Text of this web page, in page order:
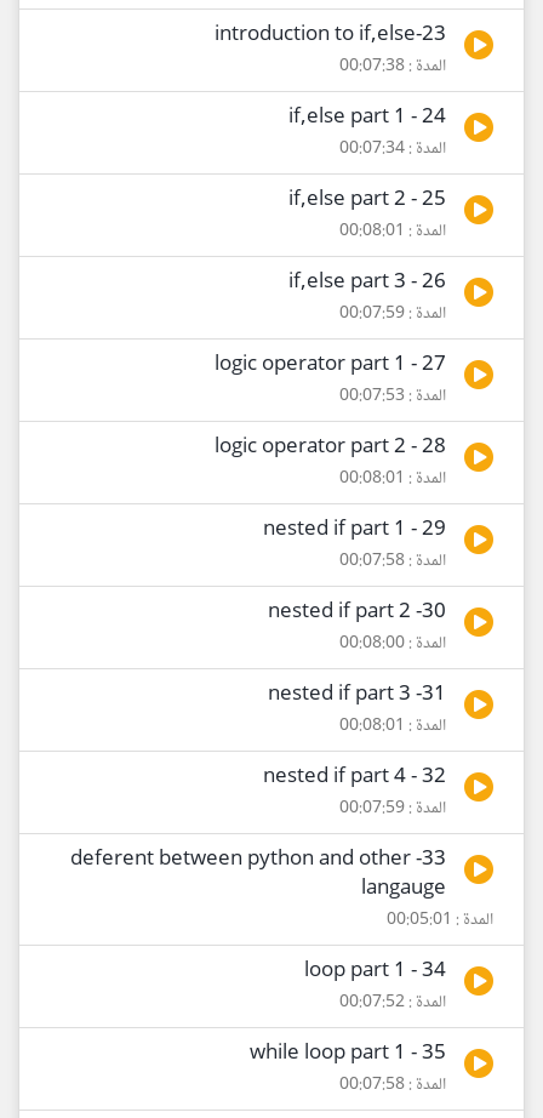
23-introduction to if,else
المدة : 00:07:38
24 - if,else part 1
المدة : 00:07:34
25 - if,else part 2
المدة : 00:08:01
26 - if,else part 3
المدة : 00:07:59
27 - logic operator part 1
المدة : 00:07:53
28 - logic operator part 2
المدة : 00:08:01
29 - nested if part 1
المدة : 00:07:58
30- nested if part 2
المدة : 00:08:00
31- nested if part 3
المدة : 00:08:01
32 - nested if part 4
المدة : 00:07:59
33- deferent between python and other
langauge
المدة : 00:05:01
34 - loop part 1
المدة : 00:07:52
35 - while loop part 1
المدة : 00:07:58